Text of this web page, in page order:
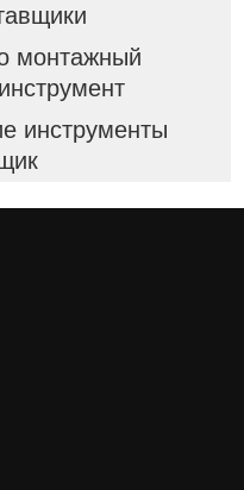
монтажный
инструменты